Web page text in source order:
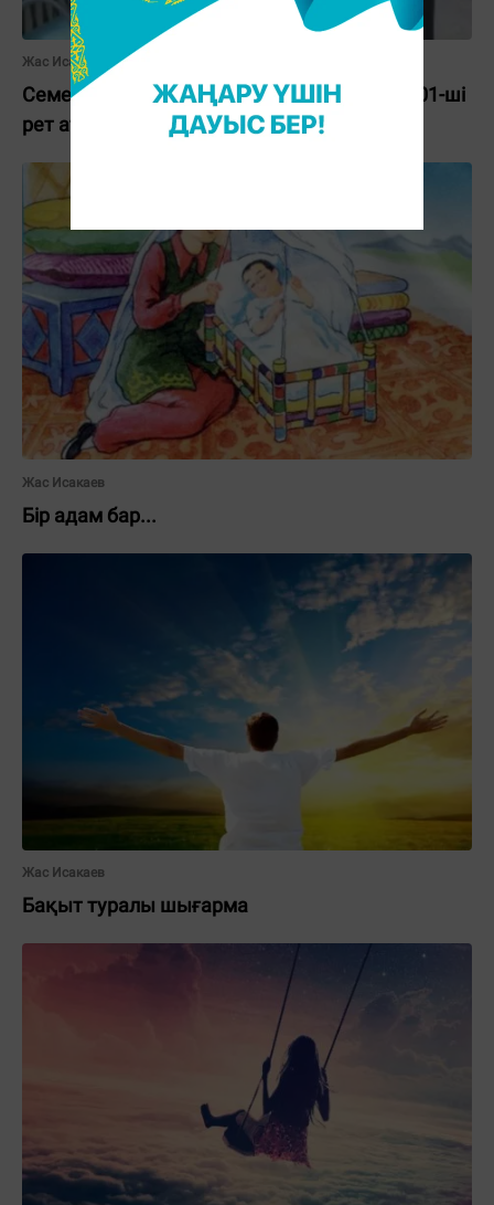
Жас Исакаев
Семейлік зейнеткер 8 Наурыз мерекесін 101-ші
рет атап өтті
Жас Исакаев
Бір адам бар...
Жас Исакаев
Бақыт туралы шығарма